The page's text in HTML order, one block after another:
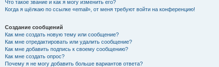
Что такое звание и как я могу изменить его?
Когда я щёлкаю по ссылке «email», от меня требуют войти на конференцию!
Создание сообщений
Как мне создать новую тему или сообщение?
Как мне отредактировать или удалить сообщение?
Как мне добавить подпись к своему сообщению?
Как мне создать опрос?
Почему я не могу добавить больше вариантов ответа?